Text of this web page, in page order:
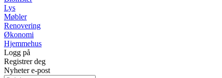
Lys
Møbler
Renovering
Økonomi
Hjemmehus
Logg på
Registrer deg
Nyheter e-post